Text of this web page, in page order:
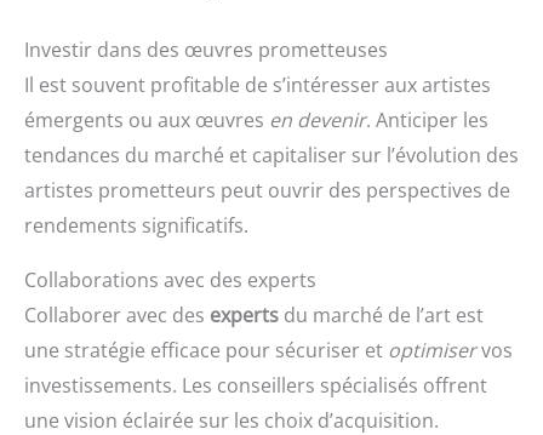
Investir dans des œuvres prometteuses
Il est souvent profitable de s’intéresser aux artistes
émergents ou aux œuvres en devenir. Anticiper les
tendances du marché et capitaliser sur l’évolution des
artistes prometteurs peut ouvrir des perspectives de
rendements significatifs.
Collaborations avec des experts
Collaborer avec des experts du marché de l’art est
une stratégie efficace pour sécuriser et optimiservos
investissements. Les conseillers spécialisés offrent
une vision éclairée sur les choix d’acquisition.